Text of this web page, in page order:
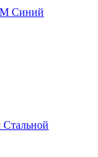
Синий
Стальной